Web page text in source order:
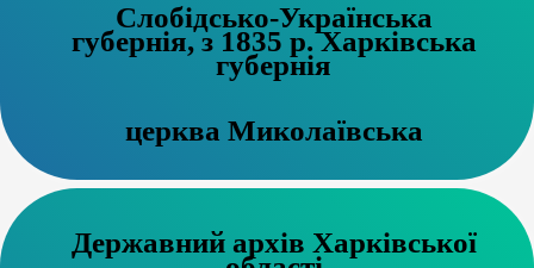
Слобідсько-Українська
губернія, з 1835 р. Харківська
губернія
церква Миколаївська
Державний архів Харківської